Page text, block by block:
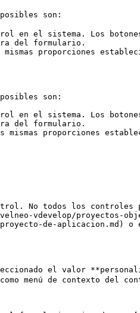
son:
en el sistema. Los
del formulario.
proporciones
son:
en el sistema. Los
del formulario.
proporciones
No todos los controles
vdevelop/proyectos-
de-aplicacion.md) o
el valor
menú de contexto del